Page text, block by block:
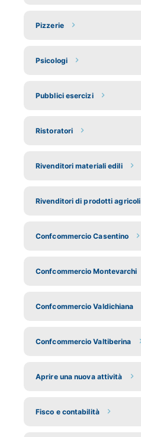
Pizzerie
Psicologi
Pubblici esercizi
Ristoratori
Rivenditori materiali edili
Rivenditori di prodotti agricoli
Confcommercio Casentino
Confcommercio Montevarchi
Confcommercio Valdichiana
Confcommercio Valtiberina
Aprire una nuova attività
Fisco e contabilità